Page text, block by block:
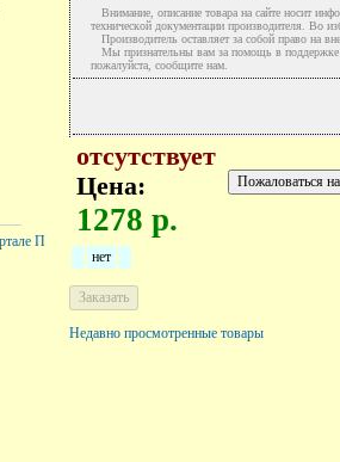
Внимание, описание товара на сайте носит
технической документации производителя. Во
Производитель оставляет за собой право на
Мы признательны вам за помощь в поддержке
пожалуйста, сообщите нам.
отсутствует
Цена:
1278 р.
нет
Недавно просмотренные товары